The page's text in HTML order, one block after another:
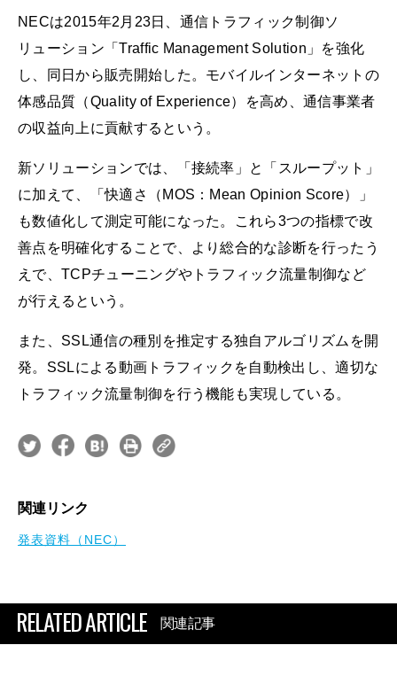
NECは2015年2月23日、通信トラフィック制御ソ
リューション「Traffic Management Solution」を強化
し、同日から販売開始した。モバイルインターネットの
体感品質（Quality of Experience）を高め、通信事業者
の収益向上に貢献するという。
新ソリューションでは、「接続率」と「スループット」
に加えて、「快適さ（MOS：Mean Opinion Score）」
も数値化して測定可能になった。これら3つの指標で改
善点を明確化することで、より総合的な診断を行ったう
えで、TCPチューニングやトラフィック流量制御など
が行えるという。
また、SSL通信の種別を推定する独自アルゴリズムを開
発。SSLによる動画トラフィックを自動検出し、適切な
トラフィック流量制御を行う機能も実現している。
関連リンク
発表資料（NEC）
RELATED ARTICLE 関連記事